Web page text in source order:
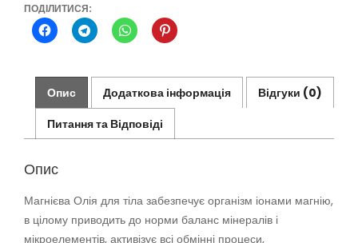
ПОДІЛИТИСЯ:
Опис Додаткова інформація
Відгуки (0)
Питання та Відповіді
Опис
Магнієва Олія для тіла забезпечує організм іонами магнію,
в цілому приводить до норми баланс мінералів і
мікроелементів, активізує всі обмінні процеси,